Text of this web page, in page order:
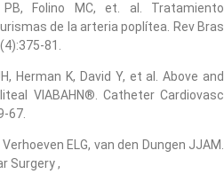
Folino MC, et. al. Tratamiento
de la arteria poplítea. Rev Bras
81.
Herman K, David Y, et al. Above and
VIABAHN®. Catheter Cardiovasc
67.
ELG, van den Dungen JJAM.
Surgery ,